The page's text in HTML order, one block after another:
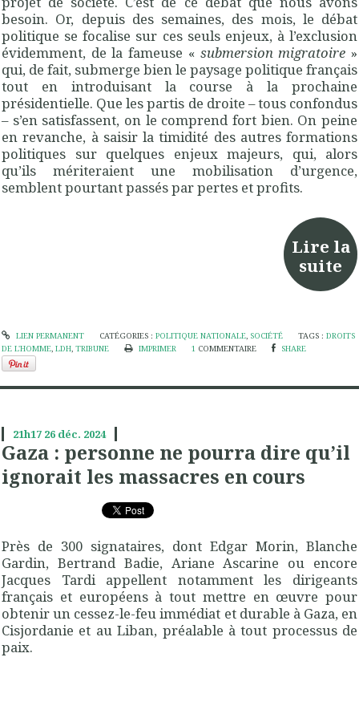
besoin. Or, depuis des semaines, des mois, le débat
politique se focalise sur ces seuls enjeux, à l’exclusion
évidemment, de la fameuse « submersion migratoire»
qui, de fait, submerge bien le paysage politique français
tout en introduisant la course à la prochaine
présidentielle. Que les partis de droite – tous confondus
– s’en satisfassent, on le comprend fort bien. On peine
en revanche, à saisir la timidité des autres formations
politiques sur quelques enjeux majeurs, qui, alors
qu’ils mériteraient une mobilisation d’urgence,
semblent pourtant passés par pertes et profits.
Lire la
suite
LIEN PERMANENT CATÉGORIES : POLITIQUE NATIONALE, SOCIÉTÉ TAGS :DROITS
DE L'HOMME, LDH, TRIBUNE IMPRIMER 1 COMMENTAIRE SHARE
21h17 26 déc. 2024
Gaza : personne ne pourra dire qu’il
ignorait les massacres en cours
Près de 300 signataires, dont Edgar Morin, Blanche
Gardin, Bertrand Badie, Ariane Ascarine ou encore
Jacques Tardi appellent notamment les dirigeants
français et européens à tout mettre en œuvre pour
obtenir un cessez-le-feu immédiat et durable à Gaza, en
Cisjordanie et au Liban, préalable à tout processus de
paix.